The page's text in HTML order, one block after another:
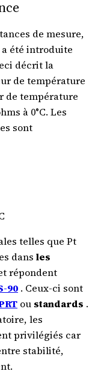
de mesure,
a été introduite
décrit la
de température
de température
à 0°C. Les
sont
telles que Pt
dans les
répondent
90 . Ceux-ci sont
ou standards .
les
privilégiés car
stabilité,